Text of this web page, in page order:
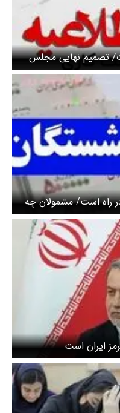
تصمیم نهایی مجلس
راه است/ مشمولان چه
ایران است